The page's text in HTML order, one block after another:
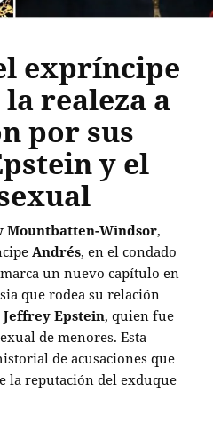
expríncipe
realeza a
por sus
y el
Mountbatten-Windsor,
Andrés, en el condado
un nuevo capítulo en
que rodea su relación
Jeffrey Epstein, quien fue
de menores. Esta
de acusaciones que
la reputación del exduque